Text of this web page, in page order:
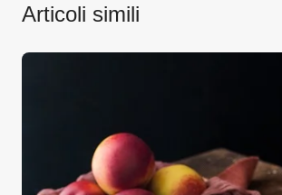
Articoli simili